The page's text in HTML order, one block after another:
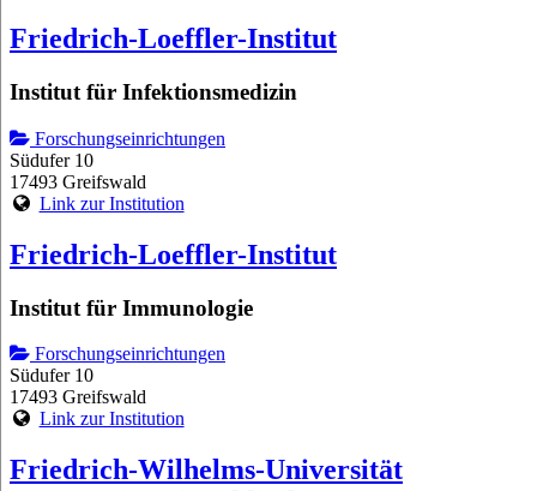
Friedrich-Loeffler-Institut
Institut für Infektionsmedizin
Forschungseinrichtungen
Südufer 10
17493 Greifswald
Link zur Institution
Friedrich-Loeffler-Institut
Institut für Immunologie
Forschungseinrichtungen
Südufer 10
17493 Greifswald
Link zur Institution
Friedrich-Wilhelms-Universität